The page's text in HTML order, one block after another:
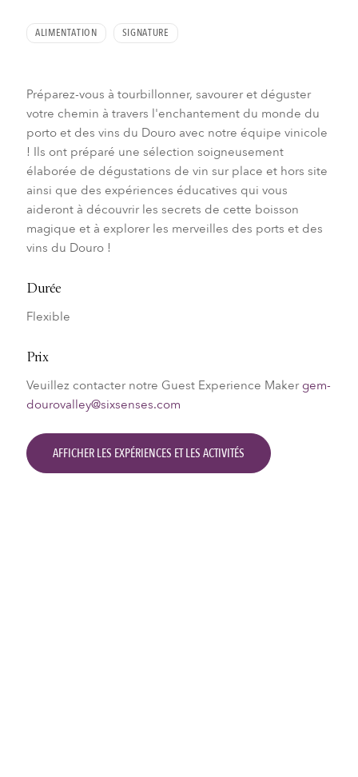
ALIMENTATION SIGNATURE
Préparez-vous à tourbillonner, savourer et déguster
votre chemin à travers l'enchantement du monde du
porto et des vins du Douro avec notre équipe vinicole
! Ils ont préparé une sélection soigneusement
élaborée de dégustations de vin sur place et hors site
ainsi que des expériences éducatives qui vous
aideront à découvrir les secrets de cette boisson
magique et à explorer les merveilles des ports et des
vins du Douro !
Durée
Flexible
Prix
Veuillez contacter notre Guest Experience Makergem-
dourovalley@sixsenses.com
AFFICHER LES EXPÉRIENCES ET LES ACTIVITÉS